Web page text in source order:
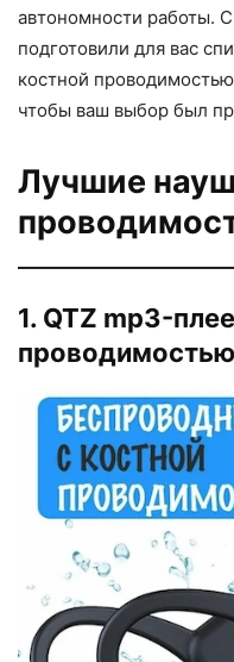
автономности работы.
подготовили для вас
костной
чтобы ваш выбор был
Лучшие
1. QTZ mp3-
проводимостью